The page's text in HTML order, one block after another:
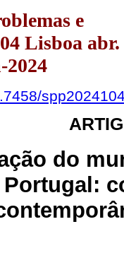
e
Lisboa abr.
2024
do
Portugal: